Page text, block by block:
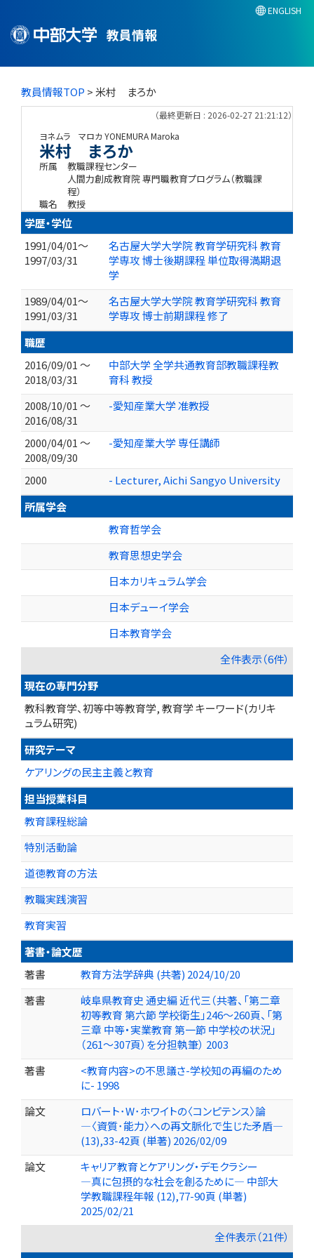
教員情報
ENGLISH
教員情報TOP > 米村 まろか
（最終更新日 : 2026-02-27 21:21:12）
ヨネムラ マロカ YONEMURA Maroka
米村 まろか
所属
教職課程センター
人間力創成教育院 専門職教育プログラム（教職課
程）
職名
教授
学歴・学位
1991/04/01～
1997/03/31
名古屋大学大学院 教育学研究科 教育
学専攻 博士後期課程 単位取得満期退
学
1989/04/01～
1991/03/31
名古屋大学大学院 教育学研究科 教育
学専攻 博士前期課程 修了
職歴
2016/09/01 ～
2018/03/31
中部大学 全学共通教育部教職課程教
育科 教授
2008/10/01 ～
2016/08/31
-愛知産業大学 准教授
2000/04/01 ～
2008/09/30
-愛知産業大学 専任講師
2000
- Lecturer, Aichi Sangyo University
所属学会
教育哲学会
教育思想史学会
日本カリキュラム学会
日本デューイ学会
日本教育学会
全件表示（6件）
現在の専門分野
教科教育学、初等中等教育学, 教育学 キーワード(カリキ
ュラム研究)
研究テーマ
ケアリングの民主主義と教育
担当授業科目
教育課程総論
特別活動論
道徳教育の方法
教職実践演習
教育実習
著書・論文歴
著書
教育方法学辞典 (共著) 2024/10/20
著書
岐阜県教育史 通史編 近代三（共著、「第二章
初等教育 第六節 学校衛生」246～260頁、「第
三章 中等・実業教育 第一節 中学校の状況」
（261～307頁）を分担執筆） 2003
著書
<教育内容>の不思議さ-学校知の再編のため
に- 1998
論文
ロバート･W･ホワイトの〈コンピテンス〉論
―〈資質･能力〉への再文脈化で生じた矛盾―
(13),33-42頁 (単著) 2026/02/09
論文
キャリア教育とケアリング・デモクラシー
―真に包摂的な社会を創るために― 中部大
学教職課程年報 (12),77-90頁 (単著)
2025/02/21
全件表示（21件）